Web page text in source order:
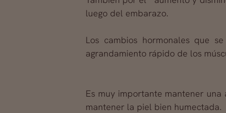
luego del embarazo.
Los cambios hormonales que
agrandamiento rápido de los
Es muy importante mantener
mantener la piel bien humectada.